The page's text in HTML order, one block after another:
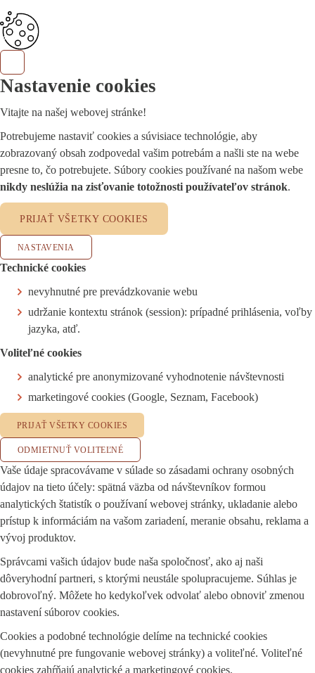
Nastavenie cookies
Vitajte na našej webovej stránke!
Potrebujeme nastaviť cookies a súvisiace technológie, aby
zobrazovaný obsah zodpovedal vašim potrebám a našli ste na webe
presne to, čo potrebujete. Súbory cookies používané na našom webe
nikdy neslúžia na zisťovanie totožnosti používateľov stránok.
PRIJAŤ VŠETKY COOKIES
NASTAVENIA
Technické cookies
nevyhnutné pre prevádzkovanie webu
udržanie kontextu stránok (session): prípadné prihlásenia, voľby
jazyka, atď.
Voliteľné cookies
analytické pre anonymizované vyhodnotenie návštevnosti
marketingové cookies (Google, Seznam, Facebook)
PRIJAŤ VŠETKY COOKIES
ODMIETNUŤ VOLITEĽNÉ
Vaše údaje spracovávame v súlade so zásadami ochrany osobných
údajov na tieto účely: spätná väzba od návštevníkov formou
analytických štatistík o používaní webovej stránky, ukladanie alebo
prístup k informáciám na vašom zariadení, meranie obsahu, reklama a
vývoj produktov.
Správcami vašich údajov bude naša spoločnosť, ako aj naši
dôveryhodní partneri, s ktorými neustále spolupracujeme. Súhlas je
dobrovoľný. Môžete ho kedykoľvek odvolať alebo obnoviť zmenou
nastavení súborov cookies.
Cookies a podobné technológie delíme na technické cookies
(nevyhnutné pre fungovanie webovej stránky) a voliteľné. Voliteľné
cookies zahŕňajú analytické a marketingové cookies.